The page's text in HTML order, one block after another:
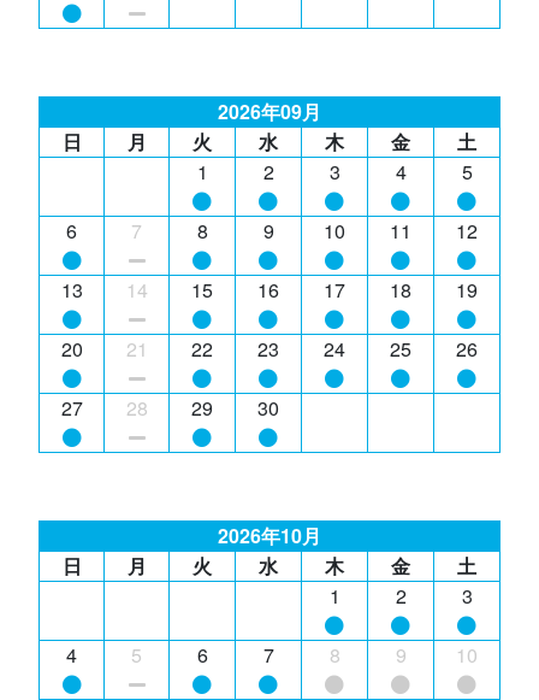
2026年09月
日
月 火 水 木 金
土
1
2 3 4 5
6 7 8 9 10 11 12
13 14 15 16 17 18 19
20 21 22 23 24 25 26
27 28 29 30
2026年10月
日
月 火 水 木 金
土
1
2 3
4 5 6 7 8 9 10